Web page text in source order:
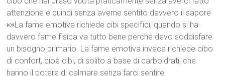
attenzione e quindi senza averne sentito davvero il sapore
🍬La fame emotiva richiede cibi specifici, quando si ha
davvero fame fisica va tutto bene perché devo soddisfare
un bisogno primario. La fame emotiva invece richiede cibo
di confort, cioè cibi, di solito a base di carboidrati, che
hanno il potere di calmare senza farci sentire